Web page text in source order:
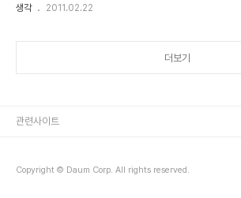
다. 프로그램을 만들어내는... 창작의 작업. 내 안의 뭔가를 일깨우
생각 2011.02.22
더보기
Copyright © Daum Corp. All rights reserved.
관련사이트